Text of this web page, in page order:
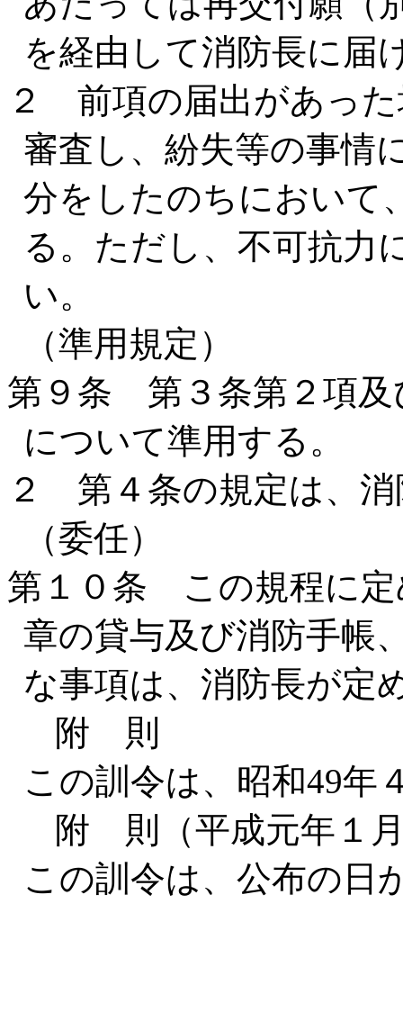
を経由して消防長に届
２ 前項の届出があっ
審査し、紛失等の事情
分をしたのちにおいて
る。ただし、不可抗力
い。
（準用規定）
第９条 第３条第２項及
について準用する。
２ 第４条の規定は、
（委任）
第１０条 この規程に定
章の貸与及び消防手帳
な事項は、消防長が定
附 則
この訓令は、昭和49年
附 則（平成元年１
この訓令は、公布の日